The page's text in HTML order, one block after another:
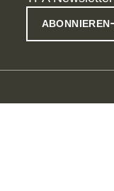
ABONNIEREN